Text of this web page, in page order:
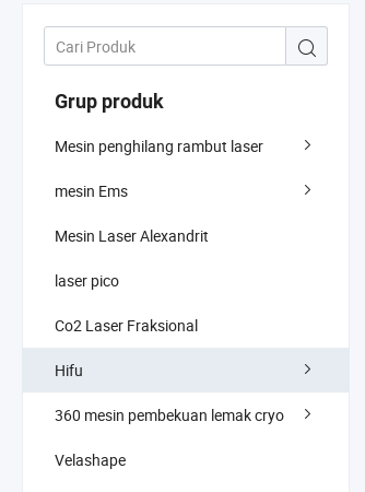
Grup produk
Mesin penghilang rambut laser
mesin Ems
Mesin Laser Alexandrit
laser pico
Co2 Laser Fraksional
Hifu
360 mesin pembekuan lemak cryo
Velashape